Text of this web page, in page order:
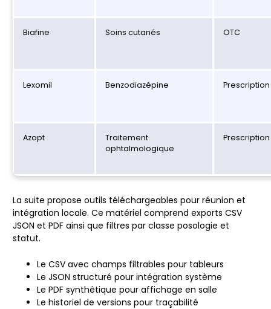
Biafine Soins cutanés OTC
Lexomil Benzodiazépine Prescription
Azopt
Traitement
ophtalmologique
Prescription
La suite propose outils téléchargeables pour réunion et
intégration locale. Ce matériel comprend exports CSV
JSON et PDF ainsi que filtres par classe posologie et
statut.
Le CSV avec champs filtrables pour tableurs
Le JSON structuré pour intégration système
Le PDF synthétique pour affichage en salle
Le historiel de versions pour traçabilité